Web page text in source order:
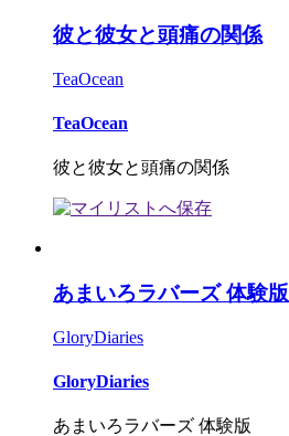
彼と彼女と頭痛の関係
TeaOcean
TeaOcean
彼と彼女と頭痛の関係
あまいろラバーズ 体験版
GloryDiaries
GloryDiaries
あまいろラバーズ 体験版